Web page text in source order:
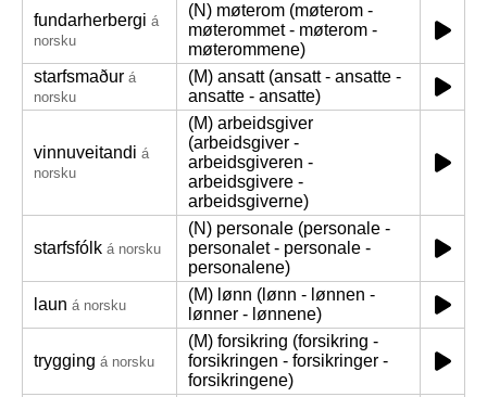
fundarherbergi á
norsku
(N) møterom (møterom -
møterommet - møterom -
møterommene)
starfsmaður á
norsku
(M) ansatt (ansatt - ansatte -
ansatte - ansatte)
vinnuveitandi á
norsku
(M) arbeidsgiver
(arbeidsgiver -
arbeidsgiveren -
arbeidsgivere -
arbeidsgiverne)
starfsfólk á norsku
(N) personale (personale -
personalet - personale -
personalene)
laun á norsku
(M) lønn (lønn - lønnen -
lønner - lønnene)
trygging á norsku
(M) forsikring (forsikring -
forsikringen - forsikringer -
forsikringene)